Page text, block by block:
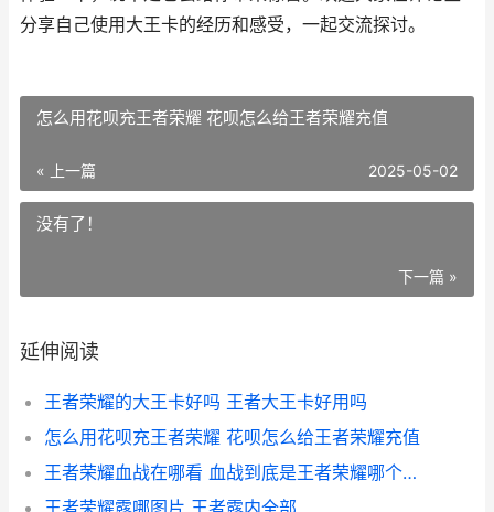
分享自己使用大王卡的经历和感受，一起交流探讨。
怎么用花呗充王者荣耀 花呗怎么给王者荣耀充值
« 上一篇 2025-05-02
没有了！
下一篇 »
延伸阅读
王者荣耀的大王卡好吗 王者大王卡好用吗
怎么用花呗充王者荣耀 花呗怎么给王者荣耀充值
王者荣耀血战在哪看 血战到底是王者荣耀哪个英雄的台词
王者荣耀露哪图片 王者露内全部